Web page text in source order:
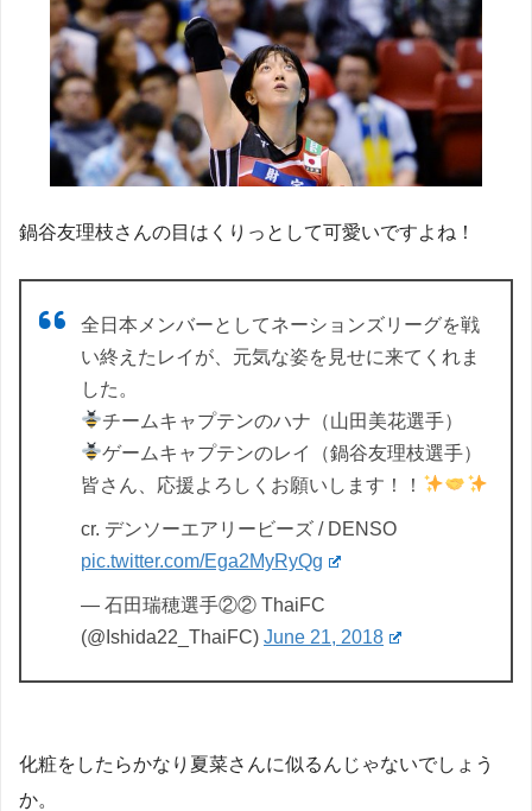
鍋谷友理枝さんの目はくりっとして可愛いですよね！
全日本メンバーとしてネーションズリーグを戦
い終えたレイが、元気な姿を見せに来てくれま
した。
チームキャプテンのハナ（山田美花選手）
ゲームキャプテンのレイ（鍋谷友理枝選手）
皆さん、応援よろしくお願いします！！
cr. デンソーエアリービーズ / DENSO
pic.twitter.com/Ega2MyRyQg
— 石田瑞穂選手②② ThaiFC
(@Ishida22_ThaiFC) June 21, 2018
化粧をしたらかなり夏菜さんに似るんじゃないでしょう
か。